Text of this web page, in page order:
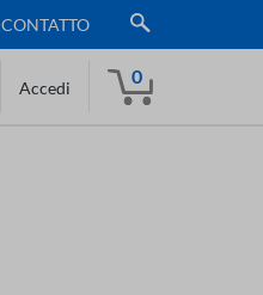
CONTATTO
Accedi
0